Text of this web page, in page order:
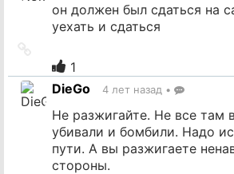
он должен был сдаться на
уехать и сдаться
источник
1
DieGo
4 лет назад •
Не разжигайте. Не все там
убивали и бомбили. Надо
пути. А вы разжигаете
стороны.